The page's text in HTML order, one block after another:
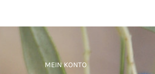
MEIN KONTO